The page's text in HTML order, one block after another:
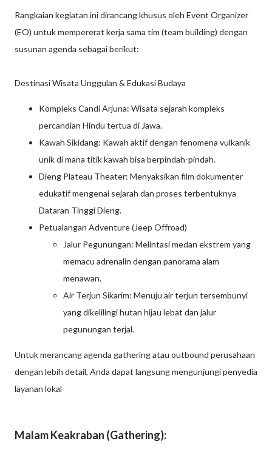
Rangkaian kegiatan ini dirancang khusus oleh Event Organizer
(EO) untuk mempererat kerja sama tim (team building) dengan
susunan agenda sebagai berikut:
Destinasi Wisata Unggulan & Edukasi Budaya
Kompleks Candi Arjuna: Wisata sejarah kompleks
percandian Hindu tertua di Jawa.
Kawah Sikidang: Kawah aktif dengan fenomena vulkanik
unik di mana titik kawah bisa berpindah-pindah.
Dieng Plateau Theater: Menyaksikan film dokumenter
edukatif mengenai sejarah dan proses terbentuknya
Dataran Tinggi Dieng.
Petualangan Adventure (Jeep Offroad)
Jalur Pegunungan: Melintasi medan ekstrem yang
memacu adrenalin dengan panorama alam
menawan.
Air Terjun Sikarim: Menuju air terjun tersembunyi
yang dikelilingi hutan hijau lebat dan jalur
pegunungan terjal.
Untuk merancang agenda gathering atau outbound perusahaan
dengan lebih detail, Anda dapat langsung mengunjungi penyedia
layanan lokal
Malam Keakraban (Gathering):